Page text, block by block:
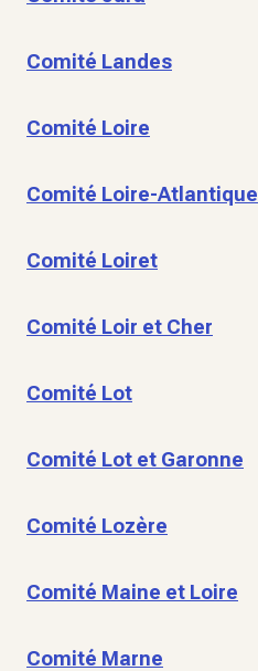
Comité Landes
Comité Loire
Comité Loire-Atlantique
Comité Loiret
Comité Loir et Cher
Comité Lot
Comité Lot et Garonne
Comité Lozère
Comité Maine et Loire
Comité Marne